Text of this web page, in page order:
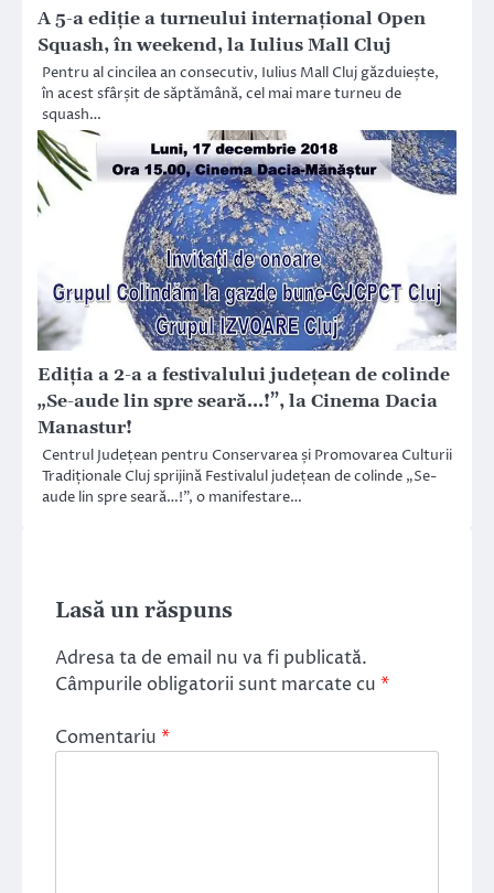
A 5-a ediție a turneului internațional Open
Squash, în weekend, la Iulius Mall Cluj
Pentru al cincilea an consecutiv, Iulius Mall Cluj găzduiește,
în acest sfârșit de săptămână, cel mai mare turneu de
squash…
Ediţia a 2-a a festivalului județean de colinde
„Se-aude lin spre seară…!”, la Cinema Dacia
Manastur!
Centrul Județean pentru Conservarea și Promovarea Culturii
Tradiționale Cluj sprijină Festivalul județean de colinde „Se-
aude lin spre seară…!”, o manifestare…
Lasă un răspuns
Adresa ta de email nu va fi publicată.
Câmpurile obligatorii sunt marcate cu *
Comentariu *